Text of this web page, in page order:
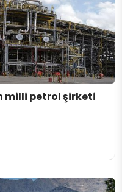
milli petrol şirketi